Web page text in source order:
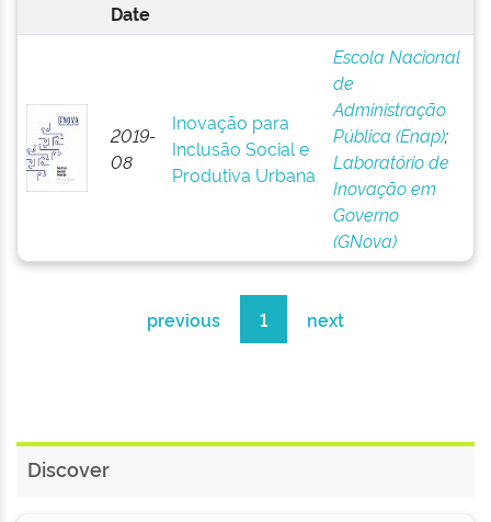
Date
2019-
08
Inovação para
Inclusão Social e
Produtiva Urbana
Escola Nacional
de
Administração
Pública (Enap);
Laboratório de
Inovação em
Governo
(GNova)
previous 1 next
Discover